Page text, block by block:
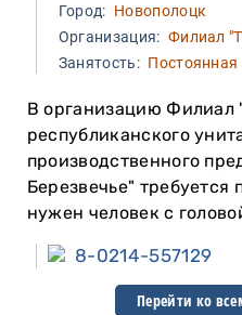
Город: Новополоцк
Организация: Филиал
Занятость:Постоянная
В организацию Филиал
республиканского
производственного
Березвечье"
нужен человек с
8-0214-557129
Перейти ко